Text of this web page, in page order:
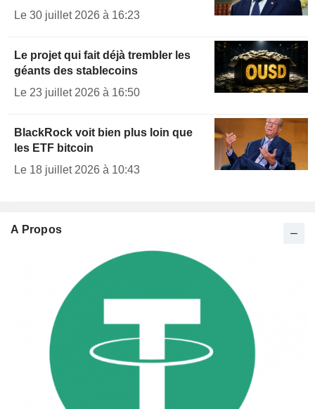
Le 30 juillet 2026 à 16:23
Le projet qui fait déjà trembler les
géants des stablecoins
Le 23 juillet 2026 à 16:50
BlackRock voit bien plus loin que
les ETF bitcoin
Le 18 juillet 2026 à 10:43
A Propos